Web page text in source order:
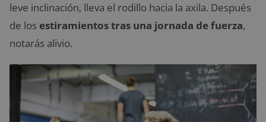
leve inclinación, lleva el rodillo hacia la axila. Después
de los estiramientos tras una jornada de fuerza,
notarás alivio.